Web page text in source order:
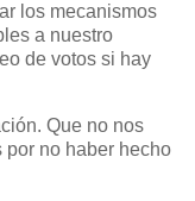
los mecanismos
a nuestro
de votos si hay
Que no nos
por no haber hecho